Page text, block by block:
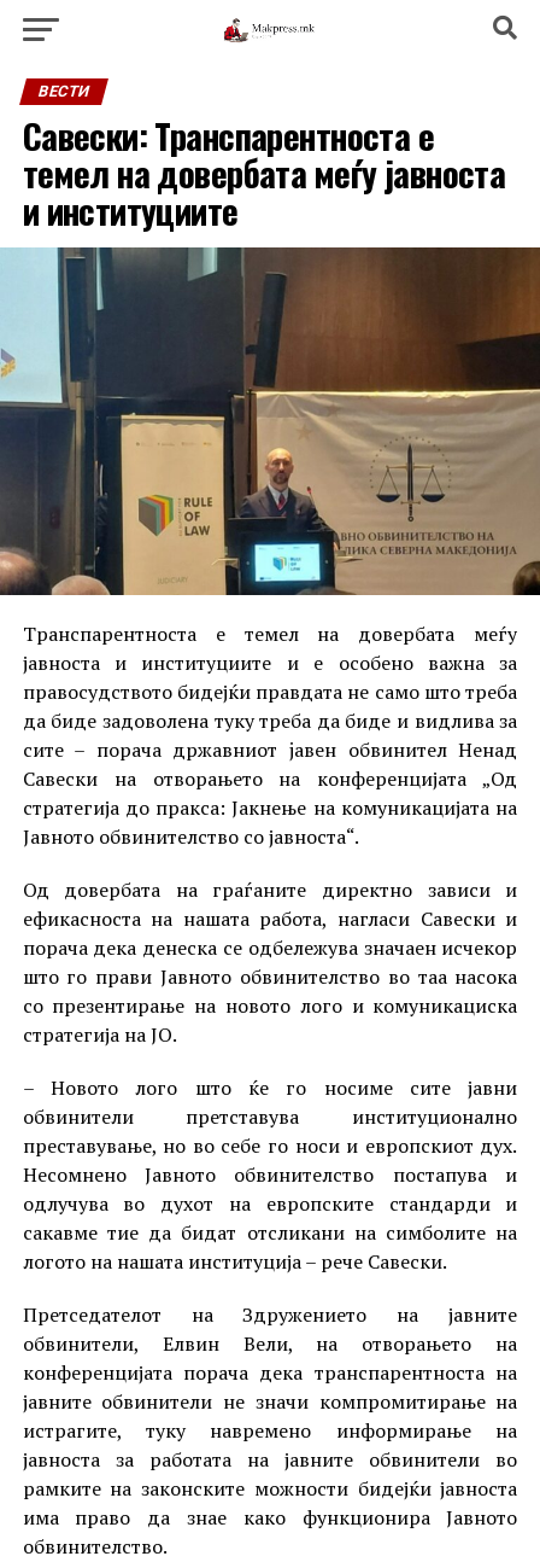
ВЕСТИ
Савески: Транспарентноста е
темел на довербата меѓу јавноста
и институциите
Транспарентноста е темел на довербата меѓу
јавноста и институциите и е особено важна за
правосудството бидејќи правдата не само што треба
да биде задоволена туку треба да биде и видлива за
сите – порача државниот jавен обвинител Ненад
Савески на отворањето на конференцијата „Од
стратегија до пракса: Јакнење на комуникацијата на
Јавното обвинителство со јавноста“.
Од довербата на граѓаните директно зависи и
ефикасноста на нашата работа, нагласи Савески и
порача дека денеска се одбележува значаен исчекор
што го прави Јавното обвинителство во таа насока
со презентирање на нoвото лого и комуникациска
стратегија на ЈО.
– Новото лого што ќе го носиме сите јавни
обвинители претставува институционално
преставување, но во себе го носи и европскиот дух.
Несомнено Јавното обвинителство постапува и
одлучува во духот на европските стандарди и
сакавме тие да бидат отсликани на симболите на
логото на нашата институција – рече Савески.
Претседателот на Здружението на јавните
обвинители, Елвин Вели, на отворањето на
конференцијата порача дека транспарентноста на
јавните обвинители не значи компромитирање на
истрагите, туку навремено информирање на
јавноста за работата на јавните обвинители во
рамките на законските можности бидејќи јавноста
има право да знае како функционира Јавното
обвинителство.